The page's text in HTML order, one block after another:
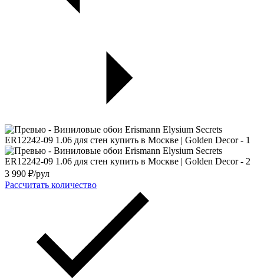
3 990 ₽/рул
Рассчитать количество